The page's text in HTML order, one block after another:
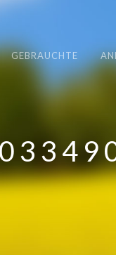
GEBRAUCHTE